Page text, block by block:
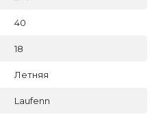
40
18
Летняя
Laufenn